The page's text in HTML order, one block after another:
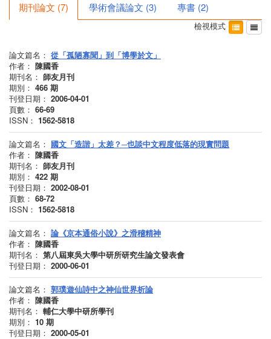
期刊論文 (7) 學術會議論文 (3) 專書 (2)
檢視模式
論文篇名： 從「孤陋寡聞」到「博學於文」
作者： 陳國香
期刊名： 師友月刊
期別： 466 期
刊登日期： 2006-04-01
頁數： 66-69
ISSN： 1562-5818
論文篇名： 國文「造諧」太差？─也談中文程度低落的現實問題
作者： 陳國香
期刊名： 師友月刊
期別： 422 期
刊登日期： 2002-08-01
頁數： 68-72
ISSN： 1562-5818
論文篇名： 論《京本通俗小說》之滑稽精神
作者： 陳國香
期刊名： 第八屆東吳大學中研所研究生論文發表會
刊登日期： 2000-06-01
論文篇名： 郭璞遊仙詩中之神仙世界析論
作者： 陳國香
期刊名： 輔仁大學中研所學刊
期別： 10 期
刊登日期： 2000-05-01